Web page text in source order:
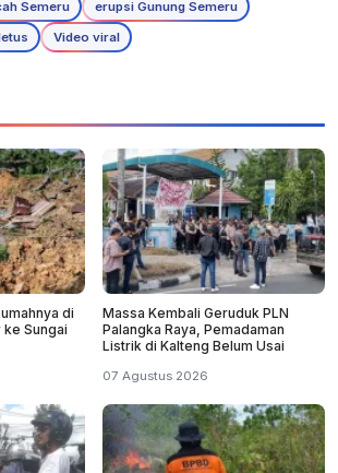
Semeru
erupsi Gunung Semeru
Video viral
di
Sungai
Massa Kembali Geruduk PLN
Palangka Raya, Pemadaman
Listrik di Kalteng Belum Usai
07 Agustus 2026